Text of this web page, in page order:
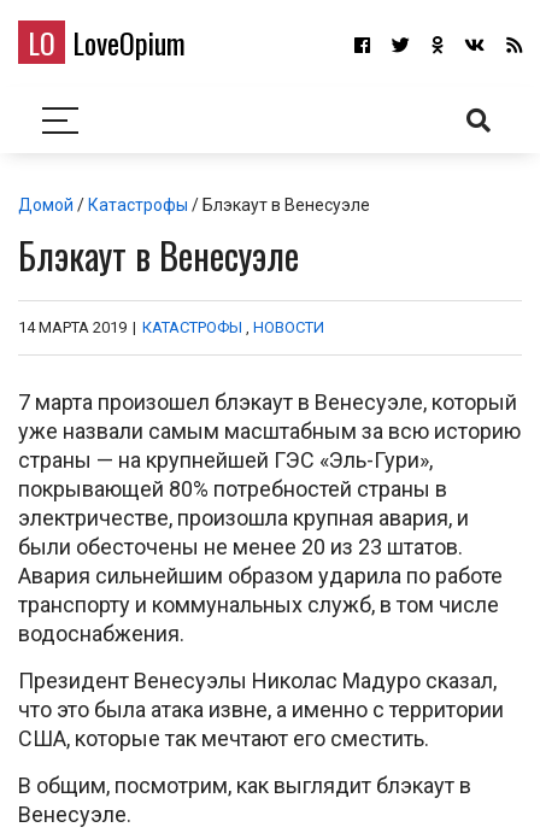
LO LoveOpium
Домой / Катастрофы / Блэкаут в Венесуэле
Блэкаут в Венесуэле
14 МАРТА 2019 | КАТАСТРОФЫ , НОВОСТИ
7 марта произошел блэкаут в Венесуэле, который
уже назвали самым масштабным за всю историю
страны — на крупнейшей ГЭС «Эль-Гури»,
покрывающей 80% потребностей страны в
электричестве, произошла крупная авария, и
были обесточены не менее 20 из 23 штатов.
Авария сильнейшим образом ударила по работе
транспорту и коммунальных служб, в том числе
водоснабжения.
Президент Венесуэлы Николас Мадуро сказал,
что это была атака извне, а именно с территории
США, которые так мечтают его сместить.
В общим, посмотрим, как выглядит блэкаут в
Венесуэле.